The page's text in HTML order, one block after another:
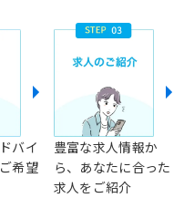
バイ
希望
豊富な求人情報か
ら、あなたに合った
求人をご紹介